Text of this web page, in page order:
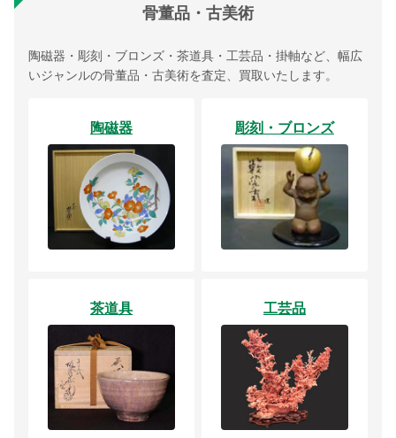
骨董品・古美術
陶磁器・彫刻・ブロンズ・茶道具・工芸品・掛軸など、幅広
いジャンルの骨董品・古美術を査定、買取いたします。
陶磁器 彫刻・ブロンズ
茶道具 工芸品